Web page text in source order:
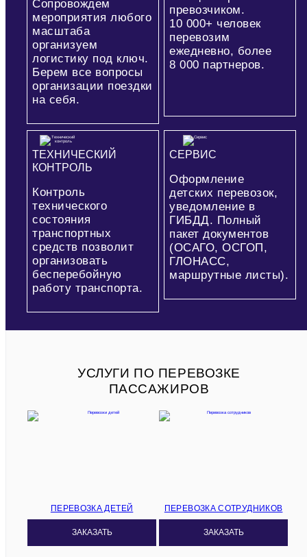
Сопровождем
мероприятия любого
масштаба
организуем
логистику под ключ.
Берем все вопросы
организации поездки
на себя.
превозчиком.
10 000+ человек
перевозим
ежедневно, более
8 000 партнеров.
ТЕХНИЧЕСКИЙ
КОНТРОЛЬ
Контроль
технического
состояния
транспортных
средств позволит
организовать
бесперебойную
работу транспорта.
СЕРВИС
Оформление
детских перевозок,
уведомление в
ГИБДД. Полный
пакет документов
(ОСАГО, ОСГОП,
ГЛОНАСС,
маршрутные листы).
УСЛУГИ ПО ПЕРЕВОЗКЕ
ПАССАЖИРОВ
ПЕРЕВОЗКА ДЕТЕЙ
ЗАКАЗАТЬ
ПЕРЕВОЗКА СОТРУДНИКОВ
ЗАКАЗАТЬ